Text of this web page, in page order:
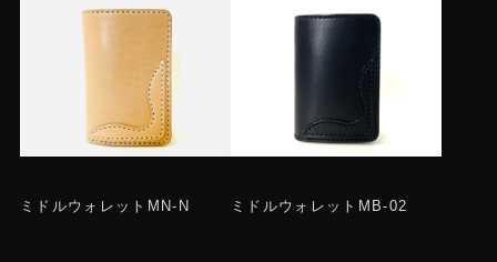
ミドルウォレットMN-N ミドルウォレットMB-02